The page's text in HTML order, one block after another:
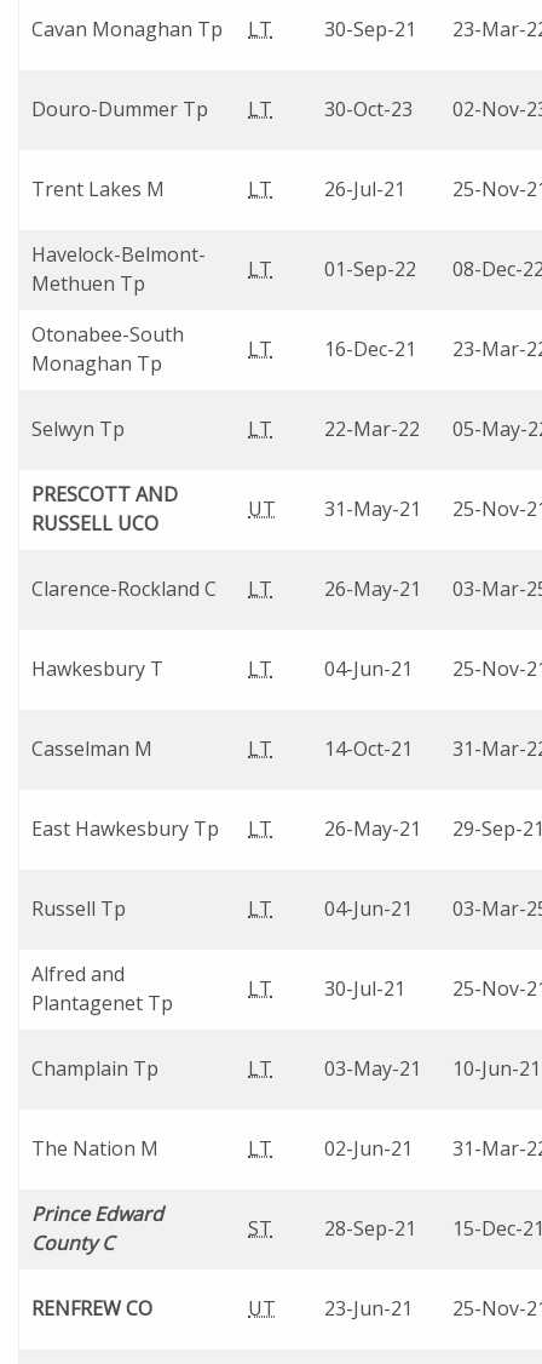
Cavan Monaghan Tp LT 30-Sep-21 23-Mar-
Douro-Dummer Tp LT 30-Oct-23 02-Nov-
Trent Lakes M LT 26-Jul-21 25-Nov-
Havelock-Belmont-
Methuen Tp
LT 01-Sep-22 08-Dec-
Otonabee-South
Monaghan Tp
LT 16-Dec-21 23-Mar-
Selwyn Tp LT 22-Mar-22 05-May-
PRESCOTT AND
RUSSELL UCO
UT 31-May-21 25-Nov-
Clarence-Rockland C LT 26-May-21 03-Mar-
Hawkesbury T LT 04-Jun-21 25-Nov-
Casselman M LT 14-Oct-21 31-Mar-
East Hawkesbury Tp LT 26-May-21 29-Sep-
Russell Tp LT 04-Jun-21 03-Mar-
Alfred and
Plantagenet Tp
LT 30-Jul-21 25-Nov-
Champlain Tp LT 03-May-21 10-Jun-21
The Nation M LT 02-Jun-21 31-Mar-
Prince Edward
County C
ST 28-Sep-21 15-Dec-
RENFREW CO UT 23-Jun-21 25-Nov-